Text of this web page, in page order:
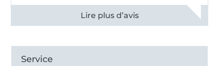
Voir tous les 11497 commentaires
Service